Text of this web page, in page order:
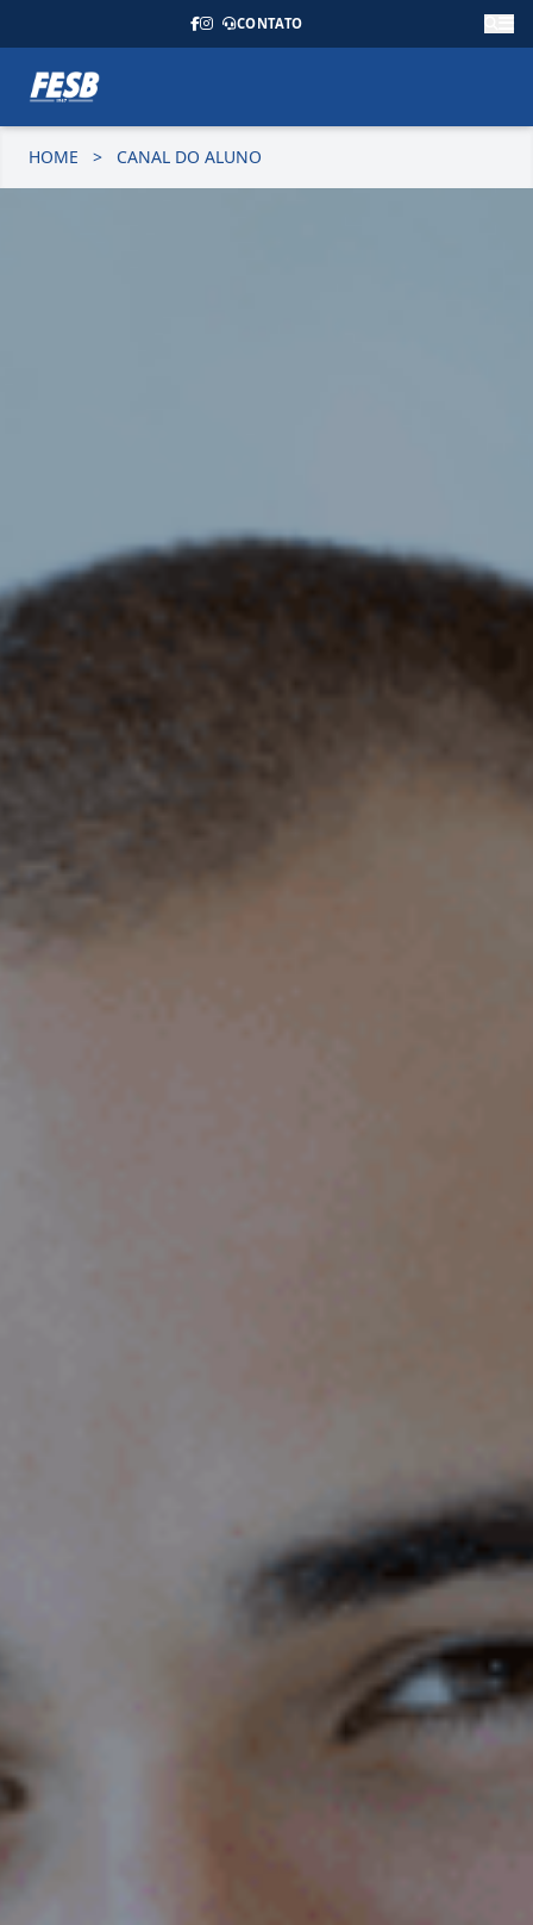
CONTATO
HOME > CANAL DO ALUNO